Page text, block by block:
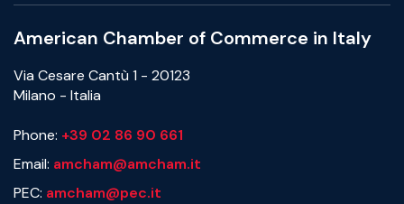
American Chamber of Commerce in Italy
Via Cesare Cantù 1 - 20123
Milano - Italia
Phone: +39 02 86 90 661
Email: amcham@amcham.it
PEC: amcham@pec.it